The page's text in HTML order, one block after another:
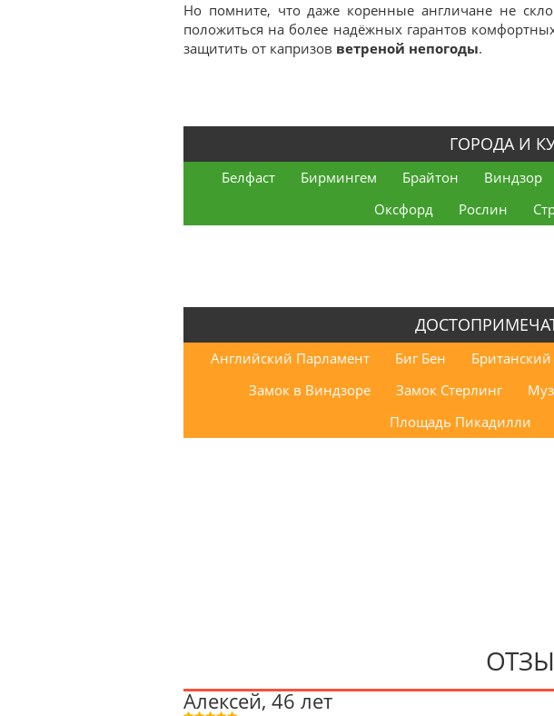
Но помните, что даже коренные англичане не
положиться на более надёжных гарантов
защитить от капризов ветреной непогоды.
ГОРОДА И
Белфаст Бирмингем Брайтон Виндзор
Оксфорд
Рослин
Английский Парламент Биг Бен
Замок в Виндзоре
Замок Стерлинг
Площадь Пикадилли
Алексей, 46 лет